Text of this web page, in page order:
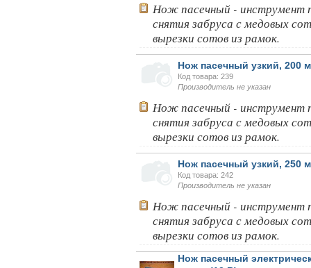
Нож пасечный - инструмент
снятия забруса с медовых
вырезки сотов из рамок.
Нож пасечный узкий, 200
Код товара: 239
Производитель не указан
Нож пасечный - инструмент
снятия забруса с медовых
вырезки сотов из рамок.
Нож пасечный узкий, 250
Код товара: 242
Производитель не указан
Нож пасечный - инструмент
снятия забруса с медовых
вырезки сотов из рамок.
Нож пасечный